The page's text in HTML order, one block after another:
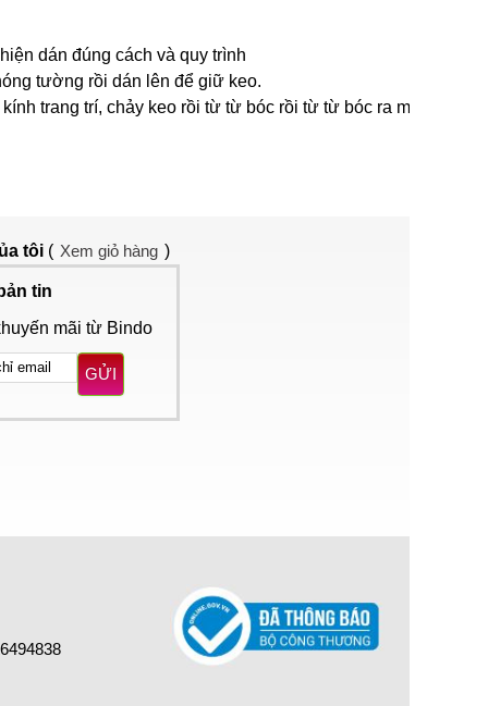
dán đúng cách và quy trình
tường rồi dán lên để giữ keo.
trang trí, chảy keo rồi từ từ bóc rồi từ từ bóc ra một
tôi ( Xem giỏ hàng )
tin
mãi từ Bindo
GỬI